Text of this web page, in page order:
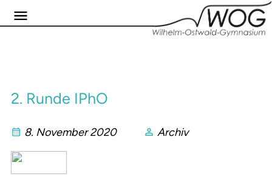
2. Runde IPhO
8. November 2020 Archiv